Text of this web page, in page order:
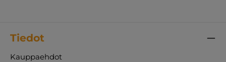
Tiedot
Kauppaehdot